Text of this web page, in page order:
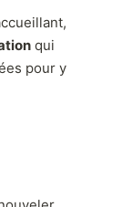
qui
pour y